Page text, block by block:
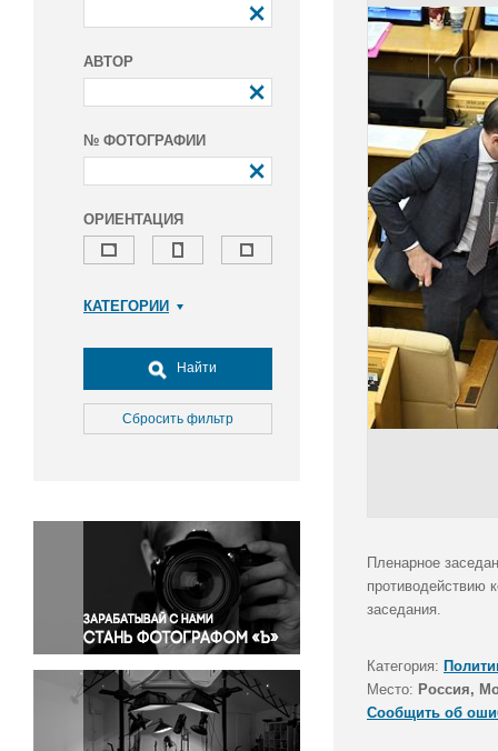
АВТОР
№ ФОТОГРАФИИ
ОРИЕНТАЦИЯ
КАТЕГОРИИ
Досуг, туризм и отдых
Культура
Медицина
Окружающая среда
Политика
Правосудие
Происшествия и конфликты
Религия
Светская жизнь
Спорт
Экология
Найти
Сбросить фильтр
Пленарное
противодействию
заседания.
Категория:
Место: Россия,
Сообщить об